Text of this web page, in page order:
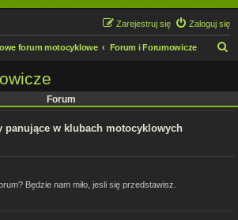
Zaloguj się
Zarejestruj się
forum motocyklowe Forum i Forumowicze
Forum
panujące w klubach motocyklowych
Będzie nam miło, jesli się przedstawisz.